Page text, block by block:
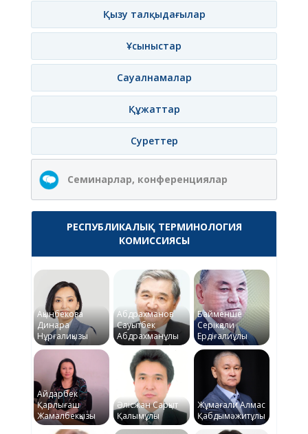
Қызу талқыдағылар
Ұсыныстар
Сауалнамалар
Құжаттар
Суреттер
Семинарлар, конференциялар
РЕСПУБЛИКАЛЫҚ ТЕРМИНОЛОГИЯ
КОМИССИЯСЫ
Ақынбекова
Динара
Нұрғалиқызы
Абдрахманов
Сауытбек
Абдрахманұлы
Байменше
Серікқали
Ердіғалиұлы
Айдарбек
Қарлығаш
Жамалбекқызы
Әлісжан Сарқыт
Қалымұлы
Жұмағали Алмас
Қабдымәжитұлы